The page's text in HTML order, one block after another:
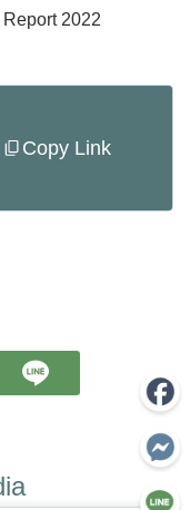
2022
Copy Link